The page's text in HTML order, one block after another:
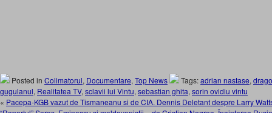
Posted in Colimatorul, Documentare, Top News Tags:adrian nastase,
gugulanul, Realitatea TV, sclavii lui Vintu, sebastian ghita, sorin ovidiu vintu
« Pacepa-KGB vazut de Tismaneanu si de CIA. Dennis Deletant despre Larry